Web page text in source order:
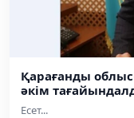
Қарағанды
әкім
Есет...